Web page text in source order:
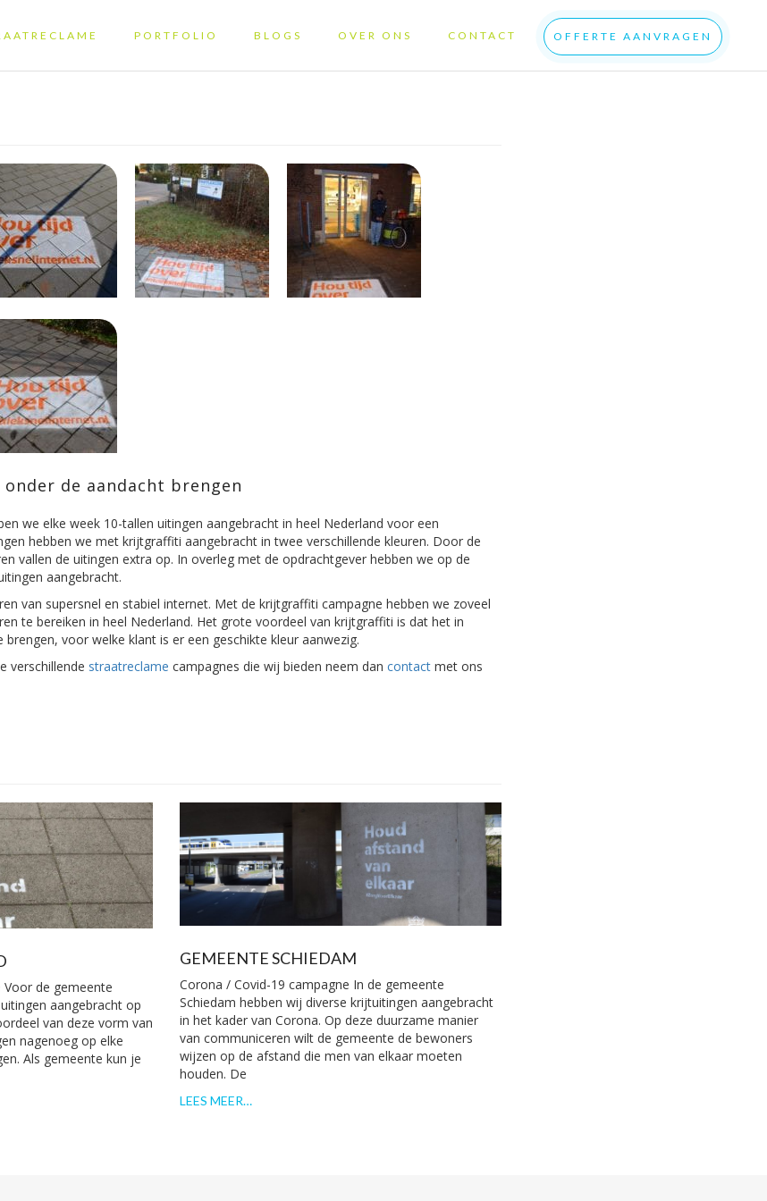
PORTFOLIO BLOGS OVER ONS CONTACT OFFERTE AANVRAGEN
onder de aandacht brengen
we elke week 10-tallen uitingen aangebracht in heel Nederland voor een
hebben we met krijtgraffiti aangebracht in twee verschillende kleuren. Door de
vallen de uitingen extra op. In overleg met de opdrachtgever hebben we op de
aangebracht.
van supersnel en stabiel internet. Met de krijtgraffiti campagne hebben we zoveel
te bereiken in heel Nederland. Het grote voordeel van krijtgraffiti is dat het in
brengen, voor welke klant is er een geschikte kleur aanwezig.
verschillende straatreclame campagnes die wij bieden neem dan contact met ons
de gemeente
aangebracht op
van deze vorm van
nagenoeg op elke
Als gemeente kun je
GEMEENTE SCHIEDAM
Corona / Covid-19 campagne In de gemeente
Schiedam hebben wij diverse krijtuitingen aangebracht
in het kader van Corona. Op deze duurzame manier
van communiceren wilt de gemeente de bewoners
wijzen op de afstand die men van elkaar moeten
houden. De
LEES MEER…